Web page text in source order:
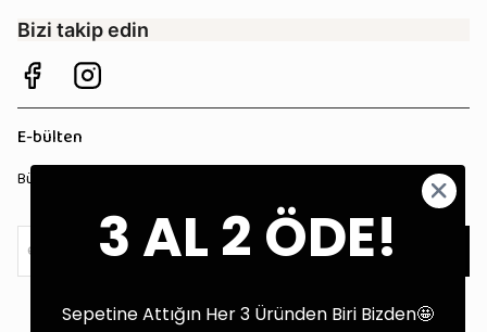
Bizi takip edin
E-bülten
Bültenimize kaydolun, tüm kampanyalardan anında haberdar olun!
3 AL 2 ÖDE!
Sepetine Attığın Her 3 Üründen Biri Bizden🤩